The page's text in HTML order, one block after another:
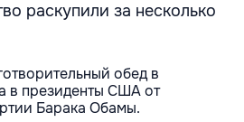
раскупили за несколько